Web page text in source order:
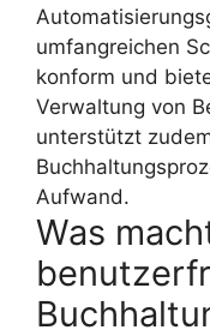
umfangreichen
konform und
Verwaltung von
unterstützt
Aufwand.
Was